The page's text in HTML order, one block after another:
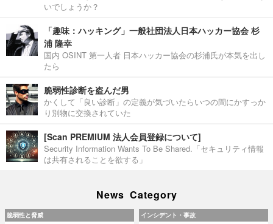
いでしょうか？
「趣味：ハッキング」一般社団法人日本ハッカー協会 杉
浦 隆幸
国内 OSINT 第一人者 日本ハッカー協会の杉浦氏が本気を出し
たら
脆弱性診断を盗んだ男
かくして「良い診断」の定義が気づいたらいつの間にかすっか
り別物に交換されていた
[Scan PREMIUM 法人会員登録について]
Security Information Wants To Be Shared.「セキュリティ情報
は共有されることを欲する」
News Category
脆弱性と脅威 インシデント・事故